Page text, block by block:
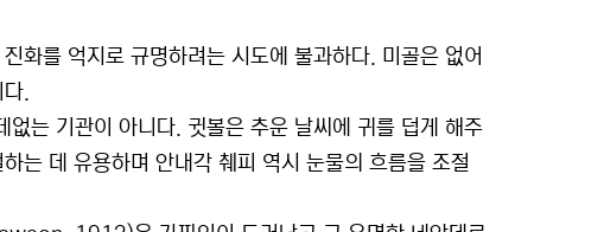
화를 억지로 규명하려는 시도에 불과하다. 미골은 없어
.
는 기관이 아니다. 귓볼은 추운 날씨에 귀를 덥게 해주
는 데 유용하며 안내각 췌피 역시 눈물의 흐름을 조절